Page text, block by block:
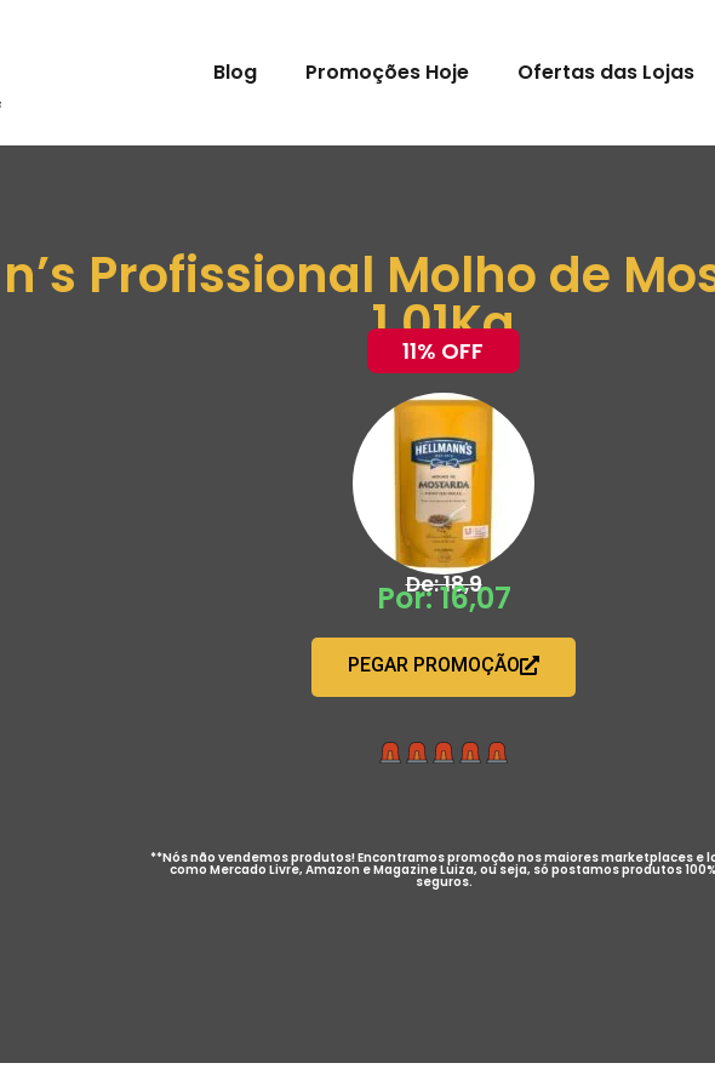
Blog Promoções Hoje Ofertas das Lojas
Profissional Molho de
1,01Kg
11% OFF
De: 18,9
Por: 16,07
PEGAR PROMOÇÃO
**Nós não vendemos produtos! Encontramos promoção nos maiores marketplaces e
como Mercado Livre, Amazon e Magazine Luiza, ou seja, só postamos produtos 100%
seguros.